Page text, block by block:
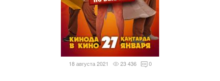
18 августа 2021 23 436 0